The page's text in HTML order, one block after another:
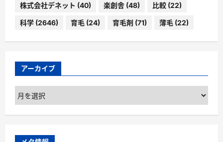
株式会社デネット (40) 楽創舎 (48) 比較 (22)
科学 (2646) 育毛 (24) 育毛剤 (71) 薄毛 (22)
アーカイブ
ア
ー
カ
ブ